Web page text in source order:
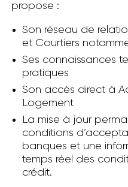
propose :
Son réseau de
et Courtiers
Ses connaissances
pratiques
Son accès direct à
Logement
La mise à jour
conditions
banques et une
temps réel des
crédit.